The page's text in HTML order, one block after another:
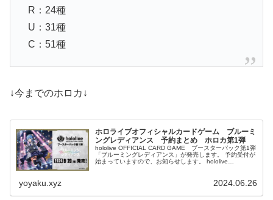
R：24種
U：31種
C：51種
↓今までのホロカ↓
ホロライブオフィシャルカードゲーム ブルーミ
ングレディアンス 予約まとめ ホロカ第1弾
hololive OFFICIAL CARD GAME ブースターパック第1弾
「ブルーミングレディアンス」が発売します。 予約受付が
始まっていますので、お知らせします。 hololive
yoyaku.xyz 2024.06.26